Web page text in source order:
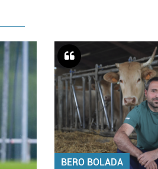
BERO BOLADA